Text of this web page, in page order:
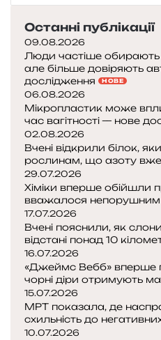
Останні публікації
09.08.2026
Люди частіше обирають
але більше довіряють
дослідження
НОВЕ
06.08.2026
Мікропластик може
час вагітності — нове
02.08.2026
Вчені відкрили білок,
рослинам, що азоту
29.07.2026
Хіміки вперше обійшли
вважалося непорушним
17.07.2026
Вчені пояснили, як
відстані понад 10
16.07.2026
«Джеймс Вебб» вперше
чорні діри отримують
15.07.2026
МРТ показала, де
схильність до
10.07.2026